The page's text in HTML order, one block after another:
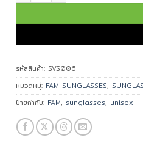
รหัสสินค้า: SVS006
หมวดหมู่: FAM SUNGLASSES,
ป้ายกำกับ: FAM, sunglasses, unisex